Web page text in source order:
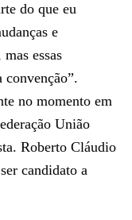
do que eu
e
essas
convenção”.
no momento em
União
Roberto Cláudio
candidato a